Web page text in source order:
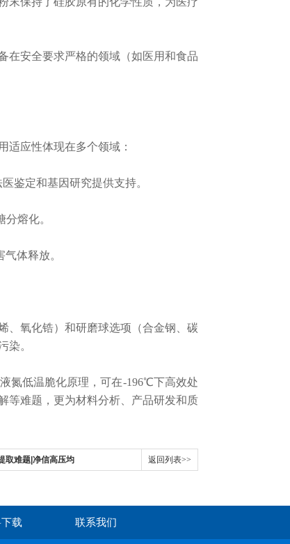
安全要求严格的领域（如医用和食品
应性体现在多个领域：
定和基因研究提供支持。
熔化。
体释放。
氧化锆）和研磨球选项（合金钢、碳
染。
氮低温脆化原理，可在-196℃下高效处
等难题， 更为材料分析、产品研发和质
取难题|净信高压均 返回列表>>
载 联系我们